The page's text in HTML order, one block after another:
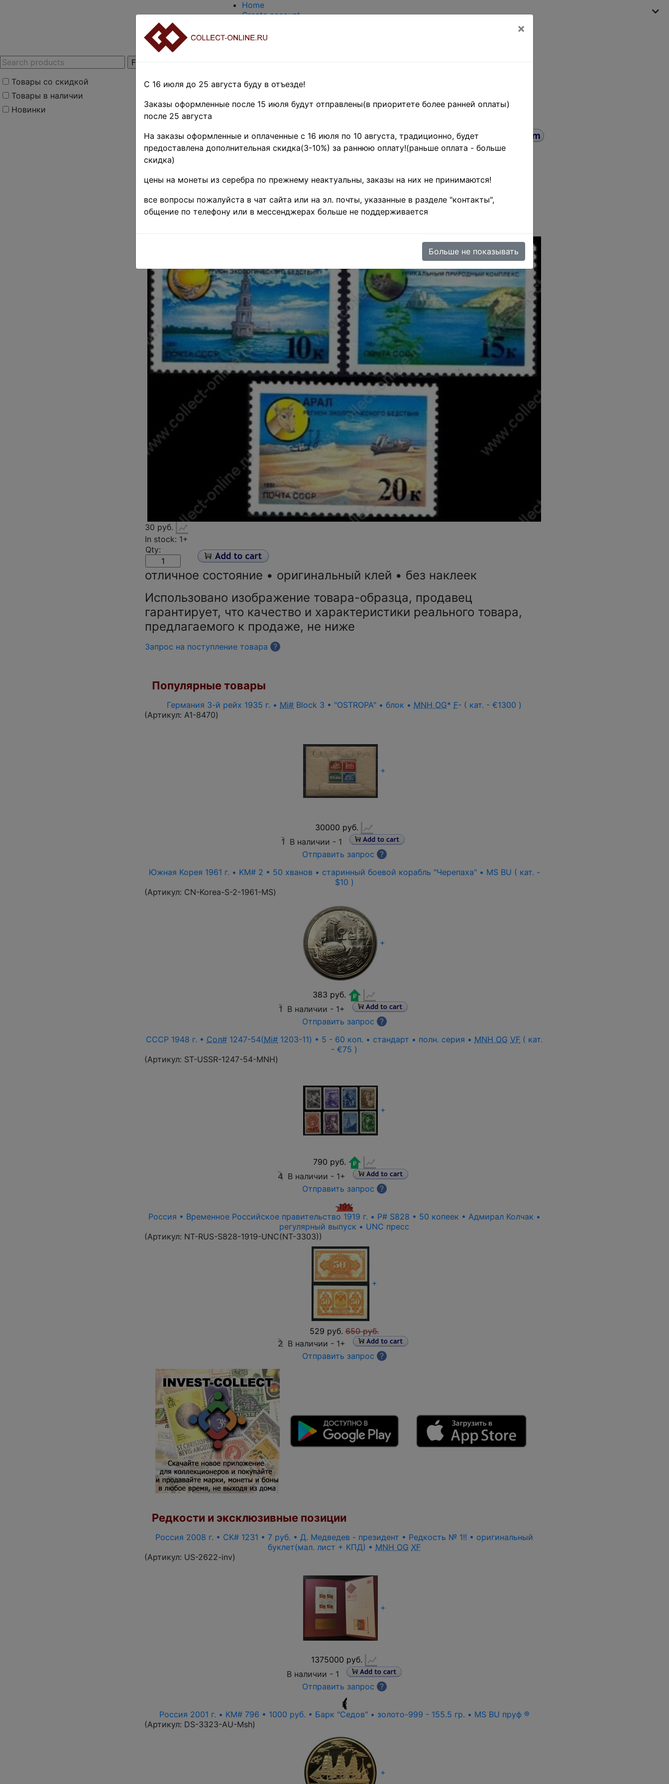
Товары со скидкой
Товары в наличии
Новинки
Home
Create account
About Collect-Online
Оценка и покупка
EASY SEARCH
Home Stamps
СССР 1961-1991
гг.»1991 г. ♦♦
СССР 1991 г. • Сол# 6292-4 • 10 - 20
коп. • Защита природы • реки и
водоёмы • полн. серия • MNH OG XF
30 руб.
In stock: 1+
Qty:
отличное состояние • оригинальный клей • без наклеек
Использовано изображение товара-образца, продавец
гарантирует, что качество и характеристики реального товара,
предлагаемого к продаже, не ниже
Запрос на поступление товара ?
Популярные товары
Германия 3-й рейх 1935 г. • Mi# Block 3 • "OSTROPA" • блок • MNH OG* F- ( кат. - €1300 )
(Артикул: A1-8470)
+
30000 руб.
1 В наличии - 1
Отправить запрос
?
Южная Корея 1961 г. • KM# 2 • 50 хванов • старинный боевой корабль "Черепаха" • MS BU ( кат. -
$10 )
(Артикул: CN-Korea-S-2-1961-MS)
+
383 руб.
1 В наличии - 1+
Отправить запрос
?
СССР 1948 г. • Сол# 1247-54(Mi# 1203-11) • 5 - 60 коп. • стандарт • полн. серия • MNH OG VF ( кат.
- €75 )
(Артикул: ST-USSR-1247-54-MNH)
+
790 руб.
4 В наличии - 1+
Отправить запрос
?
-19%
Россия • Временное Российское правительство 1919 г. • P# S828 • 50 копеек • Адмирал Колчак •
регулярный выпуск • UNC пресс
(Артикул: NT-RUS-S828-1919-UNC(NT-3303))
+
529 руб. 650 руб.
2 В наличии - 1+
Отправить запрос
?
Редкости и эксклюзивные позиции
Россия 2008 г. • СК# 1231 • 7 руб. • Д. Медведев - президент • Редкость № 1!! • оригинальный
буклет(мал. лист + КПД) • MNH OG XF
(Артикул: US-2622-inv)
+
1375000 руб.
В наличии - 1
Отправить запрос
?
R
Россия 2001 г. • KM# 796 • 1000 руб. • Барк "Седов" • золото-999 - 155.5 гр. • MS BU пруф ®
(Артикул: DS-3323-AU-Msh)
+
×
С 16 июля до 25 августа буду в отъезде!
Заказы оформленные после 15 июля будут отправлены(в приоритете более ранней оплаты)
после 25 августа
На заказы оформленные и оплаченные с 16 июля по 10 августа, традиционно, будет
предоставлена дополнительная скидка(3-10%) за раннюю оплату!(раньше оплата - больше
скидка)
цены на монеты из серебра по прежнему неактуальны, заказы на них не принимаются!
все вопросы пожалуйста в чат сайта или на эл. почты, указанные в разделе "контакты",
общение по телефону или в мессенджерах больше не поддерживается
Больше не показывать